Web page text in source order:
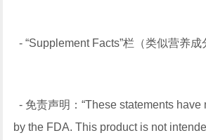
- “Supplement Facts”栏（类似营养成
- 免责声明：“These statements have
by the FDA. This product is not